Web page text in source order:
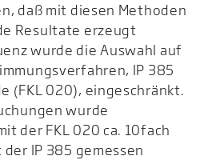
daß mit diesen Methoden
Resultate erzeugt
wurde die Auswahl auf
IP 385
(FKL 020), eingeschränkt.
wurde
der FKL 020 ca. 10fach
IP 385 gemessen